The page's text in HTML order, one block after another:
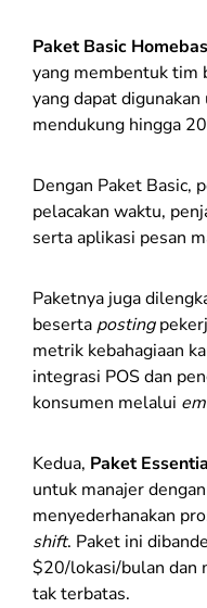
Paket Basic
yang membentuk tim
yang dapat
mendukung hingga
Dengan Paket Basic,
pelacakan waktu,
serta aplikasi pesan
Paketnya juga
besertaposting
metrik kebahagiaan
integrasi POS dan
konsumen melalui
Kedua, Paket
untuk manajer
menyederhanakan
shift. Paket ini
$20/lokasi/bulan dan
tak terbatas.